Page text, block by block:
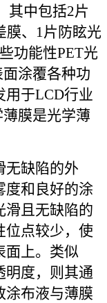
其中包括2片
膜、1片防眩光
功能性PET光
涂覆各种功
用于LCD行业
膜是光学薄
无缺陷的外
度和良好的涂
滑且无缺陷的
位点较少，使
面上。类似
明度，则其通
涂布液与薄膜